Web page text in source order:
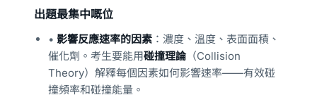
出題最集中嘅位
• 影響反應速率的因素 ：濃度、溫度、表面面積、
催化劑。考生要能用碰撞理論（Collision
Theory）解釋每個因素如何影響速率——有效碰
撞頻率和碰撞能量。